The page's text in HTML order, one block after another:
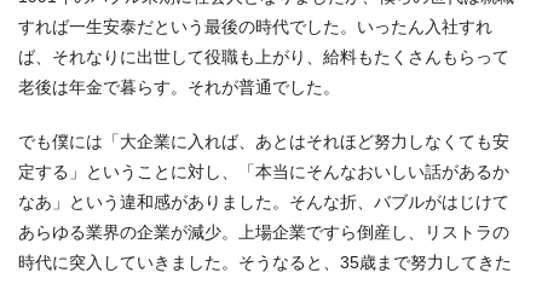
すれば一生安泰だという最後の時代でした。いったん入社すれ
ば、それなりに出世して役職も上がり、給料もたくさんもらって
老後は年金で暮らす。それが普通でした。
でも僕には「大企業に入れば、あとはそれほど努力しなくても安
定する」ということに対し、「本当にそんなおいしい話があるか
なあ」という違和感がありました。そんな折、バブルがはじけて
あらゆる業界の企業が減少。上場企業ですら倒産し、リストラの
時代に突入していきました。そうなると、35歳まで努力してきた